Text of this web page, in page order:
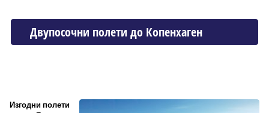
Двупосочни полети до Копенхаген
Изгодни полети